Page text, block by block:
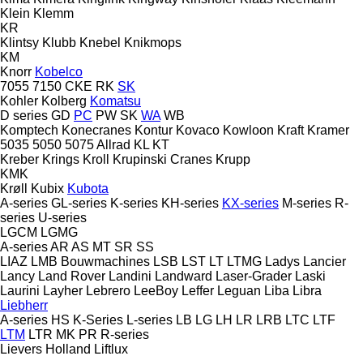
Klein Klemm
KR
Klintsy Klubb Knebel Knikmops
KM
Knorr Kobelco
7055 7150 CKE RK SK
Kohler Kolberg Komatsu
D series GD PC PW SK WA WB
Komptech Konecranes Kontur Kovaco Kowloon Kraft Kramer
5035 5050 5075Allrad KL KT
Kreber Krings Kroll Krupinski Cranes Krupp
KMK
Krøll
Kubix Kubota
A-series GL-series K-series KH-series KX-series M-series R-
series U-series
LGCM LGMG
A-seriesAR AS MT SR SS
LIAZ LMB Bouwmachines LSB LST LT LTMG Ladys Lancier
Lancy Land Rover Landini Landward Laser-Grader Laski
Laurini Layher Lebrero LeeBoy Leffer Leguan Liba Libra
Liebherr
A-series HS K-Series L-series LB LG LH LR LRB LTC LTF
LTM LTR MK PR R-series
Lievers Holland Liftlux